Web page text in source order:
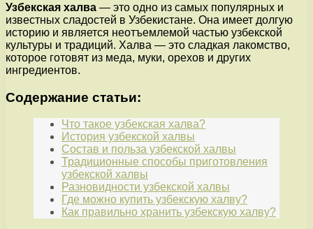
Узбекская халва — это одно из самых популярных и
известных сладостей в Узбекистане. Она имеет долгую
историю и является неотъемлемой частью узбекской
культуры и традиций. Халва — это сладкая лакомство,
которое готовят из меда, муки, орехов и других
ингредиентов.
Содержание статьи:
Что такое узбекская халва?
История узбекской халвы
Состав и польза узбекской халвы
Традиционные способы приготовления
узбекской халвы
Разновидности узбекской халвы
Где можно купить узбекскую халву?
Как правильно хранить узбекскую халву?